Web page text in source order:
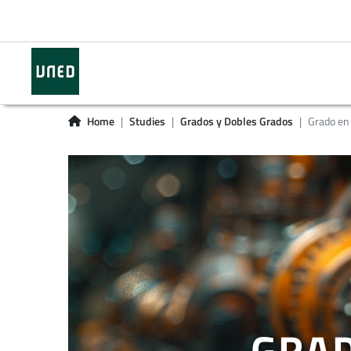
Home Studies Grados y Dobles Grados Grado